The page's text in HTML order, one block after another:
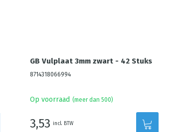
GB Vulplaat 3mm zwart - 42 Stuks
8714318066994
Op voorraad (meer dan 500)
3,53 incl. BTW